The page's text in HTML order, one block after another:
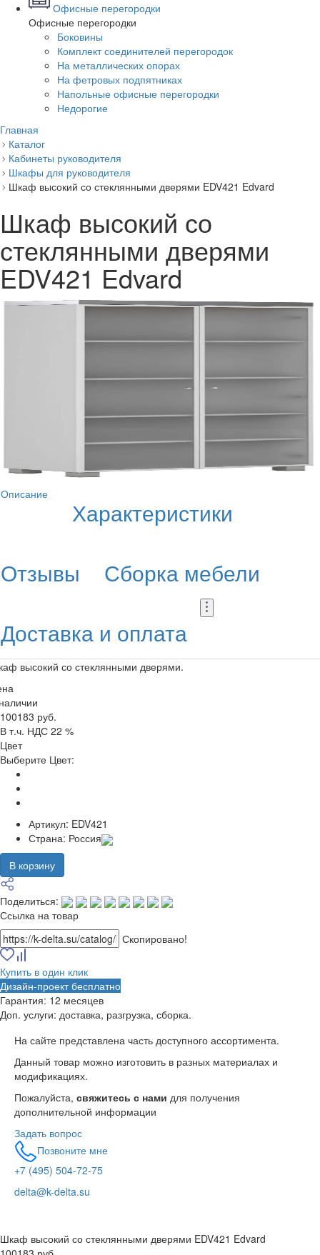
Офисные перегородки
Офисные перегородки
Боковины
Комплект соединителей перегородок
На металлических опорах
На фетровых подпятниках
Напольные офисные перегородки
Недорогие
Главная
Каталог
Кабинеты руководителя
Шкафы для руководителя
Шкаф высокий со стеклянными дверями EDV421 Edvard
Шкаф высокий со
стеклянными дверями
EDV421 Edvard
Описание
Характеристики
Отзывы
Сборка мебели
Доставка и оплата
высокий со стеклянными дверями.
100183 руб.
В т.ч. НДС 22 %
Цвет
Выберите Цвет:
Артикул: EDV421
Страна: Россия
В корзину
Поделиться:
Ссылка на товар
Скопировано!
Купить в один клик
Дизайн-проект бесплатно
Гарантия: 12 месяцев
Доп. услуги: доставка, разгрузка, сборка.
На сайте представлена часть доступного ассортимента.
Данный товар можно изготовить в разных материалах и
модификациях.
Пожалуйста, свяжитесь с нами для получения
дополнительной информации
Задать вопрос
Позвоните мне
+7 (495) 504-72-75
delta@k-delta.su
Шкаф высокий со стеклянными дверями EDV421 Edvard